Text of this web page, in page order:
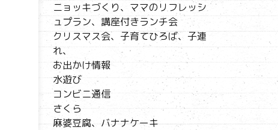
ニョッキづくり、ママのリフレッシ
ュプラン、講座付きランチ会
クリスマス会、子育てひろば、子連
れ、
お出かけ情報
水遊び
コンビニ通信
さくら
麻婆豆腐、バナナケーキ